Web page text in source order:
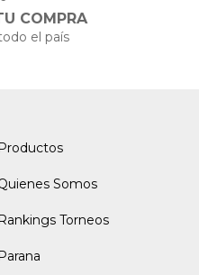
COMPRA
el país
Productos
Somos
Rankings Torneos
Parana